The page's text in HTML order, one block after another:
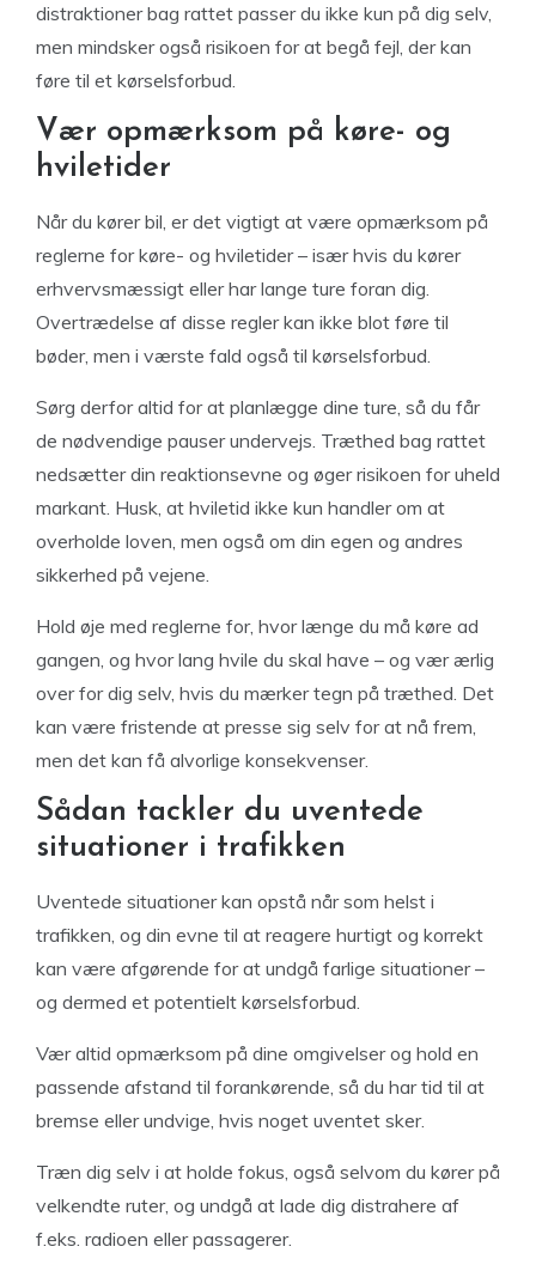
distraktioner bag rattet passer du ikke kun på dig selv,
men mindsker også risikoen for at begå fejl, der kan
føre til et kørselsforbud.
Vær opmærksom på køre- og
hviletider
Når du kører bil, er det vigtigt at være opmærksom på
reglerne for køre- og hviletider – især hvis du kører
erhvervsmæssigt eller har lange ture foran dig.
Overtrædelse af disse regler kan ikke blot føre til
bøder, men i værste fald også til kørselsforbud.
Sørg derfor altid for at planlægge dine ture, så du får
de nødvendige pauser undervejs. Træthed bag rattet
nedsætter din reaktionsevne og øger risikoen for uheld
markant. Husk, at hviletid ikke kun handler om at
overholde loven, men også om din egen og andres
sikkerhed på vejene.
Hold øje med reglerne for, hvor længe du må køre ad
gangen, og hvor lang hvile du skal have – og vær ærlig
over for dig selv, hvis du mærker tegn på træthed. Det
kan være fristende at presse sig selv for at nå frem,
men det kan få alvorlige konsekvenser.
Sådan tackler du uventede
situationer i trafikken
Uventede situationer kan opstå når som helst i
trafikken, og din evne til at reagere hurtigt og korrekt
kan være afgørende for at undgå farlige situationer –
og dermed et potentielt kørselsforbud.
Vær altid opmærksom på dine omgivelser og hold en
passende afstand til forankørende, så du har tid til at
bremse eller undvige, hvis noget uventet sker.
Træn dig selv i at holde fokus, også selvom du kører på
velkendte ruter, og undgå at lade dig distrahere af
f.eks. radioen eller passagerer.